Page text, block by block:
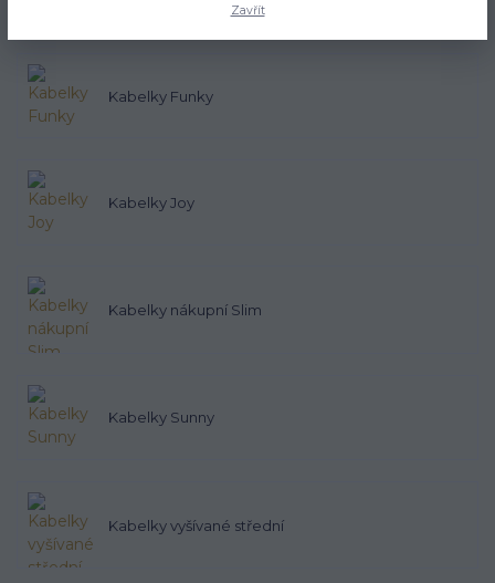
Kabelky Funky
Kabelky Joy
Kabelky nákupní Slim
Kabelky Sunny
Kabelky vyšívané střední
Zavřít